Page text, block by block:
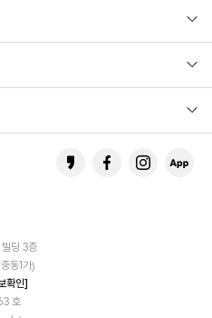
딩 3층
동1가)
확인]
호